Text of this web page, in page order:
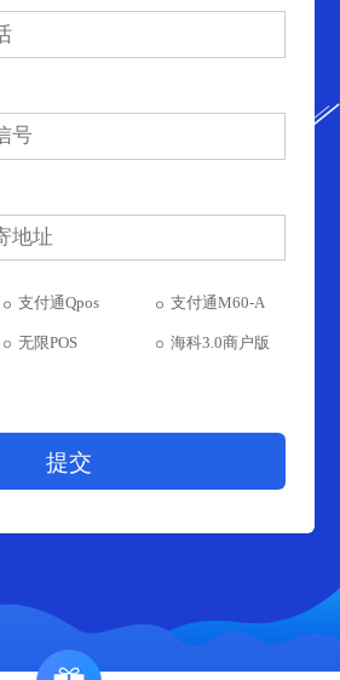
支付通Qpos 支付通M60-A
无限POS 海科3.0商户版
提交